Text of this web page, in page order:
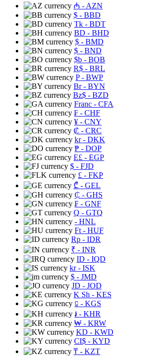
₼ - AZN
$ - BBD
Tk - BDT
BD - BHD
$ - BMD
$ - BND
$b - BOB
R$ - BRL
P- BWP
Br- BYN
Bz$ - BZD
Franc - CFA
₣ - CHF
¥ - CNY
₡ - CRC
kr- DKK
₱ - DOP
E£ - EGP
$ - FJD
£ - FKP
₾ - GEL
₵ - GHS
₣ - GNF
Q - GTQ
- HNL
Ft - HUF
Rp - IDR
₹ - INR
ID - IQD
kr- ISK
$ - JMD
JD - JOD
K Sh - KES
⃀ - KGS
៛ - KHR
₩ - KRW
KD - KWD
CI$ - KYD
₸ - KZT